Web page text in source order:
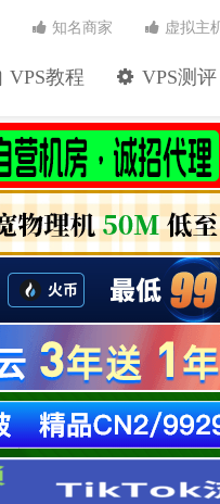
VPS教程 VPS测评
知名商家 虚拟主